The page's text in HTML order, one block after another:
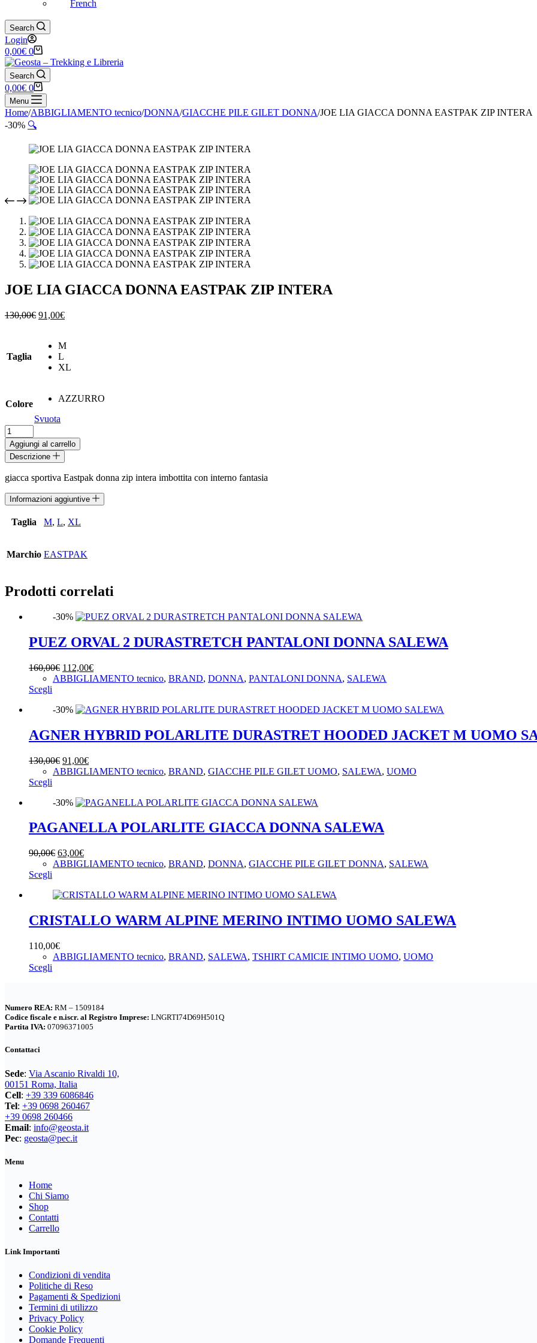
French
Search
Login
Carrello
0,00€ 0
Search
Carrello
0,00€ 0
Menu
Home/ABBIGLIAMENTO tecnico/DONNA/GIACCHE PILE GILET DONNA/JOE LIA GIACCA DONNA EASTPAK ZIP INTERA
-30% 🔍
JOE LIA GIACCA DONNA EASTPAK ZIP INTERA
130,00€ Il
era:
130,00€.
91,00€Il
è:
Taglia
M
L
XL
Colore
AZZURRO
Svuota
JOE
LIA
GIACCA
DONNA
EASTPAK
ZIP
INTERA
quantità
Aggiungi al carrello
Descrizione
giacca sportiva Eastpak donna zip intera imbottita con interno fantasia
Informazioni aggiuntive
Taglia M, L, XL
Marchio EASTPAK
Prodotti correlati
-30%
PUEZ ORVAL 2 DURASTRETCH PANTALONI DONNA SALEWA
160,00€ Il
prezzo
160,00€.
112,00€Il
prezzo
112,00€.
ABBIGLIAMENTO tecnico, BRAND, DONNA, PANTALONI DONNA, SALEWA
Scegli
ha
varianti.
Le
possono
essere
scelte
pagina
prodotto
-30%
AGNER HYBRID POLARLITE DURASTRET HOODED JACKET M UOMO
130,00€ Il
prezzo
130,00€.
91,00€Il
prezzo
91,00€.
ABBIGLIAMENTO tecnico, BRAND, GIACCHE PILE GILET UOMO, SALEWA, UOMO
Scegli
ha
varianti.
Le
possono
essere
scelte
nella
pagina
prodotto
-30%
PAGANELLA POLARLITE GIACCA DONNA SALEWA
90,00€ Il
prezzo
90,00€.
63,00€Il
prezzo
63,00€.
ABBIGLIAMENTO tecnico, BRAND, DONNA, GIACCHE PILE GILET DONNA, SALEWA
Scegli
ha
varianti.
Le
possono
essere
scelte
del
prodotto
CRISTALLO WARM ALPINE MERINO INTIMO UOMO SALEWA
110,00€
ABBIGLIAMENTO tecnico, BRAND, SALEWA, TSHIRT CAMICIE INTIMO UOMO, UOMO
Scegli
varianti.
Le
opzioni
nella
pagina
del
prodotto
Numero REA: RM – 1509184
Codice fiscale e n.iscr. al Registro Imprese: LNGRTI74D69H501Q
Partita IVA: 07096371005
Contattaci
Sede: Via Ascanio Rivaldi 10,
00151 Roma, Italia
Cell: +39 339 6086846
Tel: +39 0698 260467
+39 0698 260466
Email: info@geosta.it
Pec: geosta@pec.it
Menu
Home
Chi Siamo
Shop
Contatti
Carrello
Link Importanti
Condizioni di vendita
Politiche di Reso
Pagamenti & Spedizioni
Termini di utilizzo
Privacy Policy
Cookie Policy
Domande Frequenti